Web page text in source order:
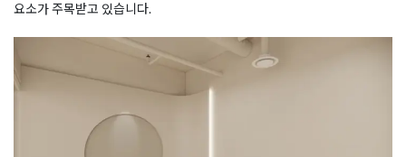
요소가 주목받고 있습니다.